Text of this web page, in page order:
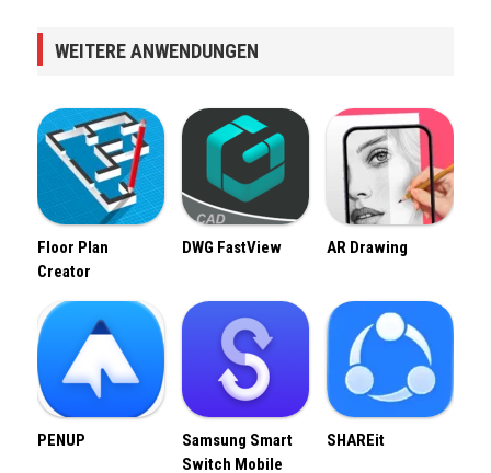
WEITERE ANWENDUNGEN
Floor Plan
Creator
DWG FastView AR Drawing
PENUP
Samsung Smart
Switch Mobile
SHAREit